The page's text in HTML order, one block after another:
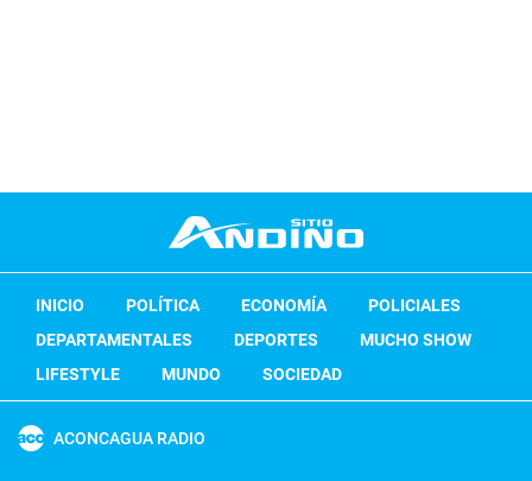
INICIO POLÍTICA ECONOMÍA
POLICIALES
DEPARTAMENTALES
DEPORTES
MUCHO SHOW
LIFESTYLE
MUNDO SOCIEDAD
ACONCAGUA RADIO